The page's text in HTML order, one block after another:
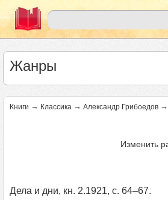
Жанры
Книги → Классика → Александр Грибоедов →
Изменить
Дела и дни, кн. 2.1921, с. 64–67.